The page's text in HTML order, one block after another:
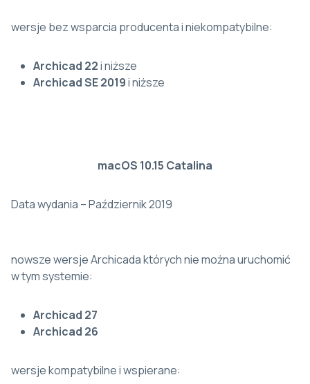
wersje bez wsparcia producenta i niekompatybilne:
Archicad 22i niższe
Archicad SE 2019i niższe
macOS 10.15 Catalina
Data wydania – Październik 2019
nowsze wersje Archicada których nie można uruchomić
w tym systemie:
Archicad 27
Archicad 26
wersje kompatybilne i wspierane: